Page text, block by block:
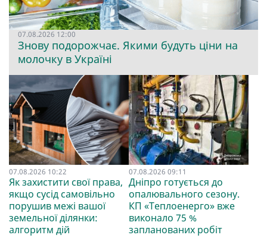
07.08.2026 12:00
Знову подорожчає. Якими будуть ціни на
молочку в Україні
07.08.2026 10:22
Як захистити свої права,
якщо сусід самовільно
порушив межі вашої
земельної ділянки:
алгоритм дій
07.08.2026 09:11
Дніпро готується до
опалювального сезону.
КП «Теплоенерго» вже
виконало 75 %
запланованих робіт